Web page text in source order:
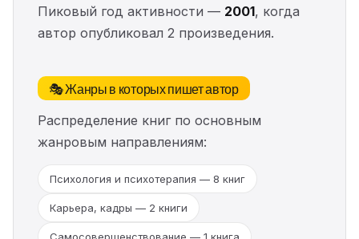
Пиковый год активности — 2001, когда
автор опубликовал 2 произведения.
🎭 Жанры в которых пишет автор
Распределение книг по основным
жанровым направлениям:
Психология и психотерапия — 8 книг
Карьера, кадры — 2 книги